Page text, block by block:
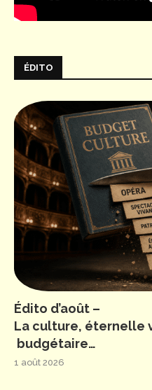
ÉDITO
Édito d’août –
La culture, éternelle
budgétaire…
1 août 2026